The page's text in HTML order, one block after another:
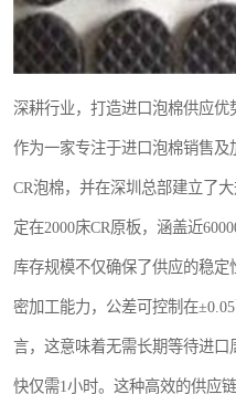
深耕行业，打造进口泡棉供应优
作为一家专注于进口泡棉销售
CR泡棉，并在深圳总部建立了
定在2000床CR原板，涵盖近
库存规模不仅确保了供应的稳
密加工能力，公差可控制在
言，这意味着无需长期等待进
快仅需1小时。这种高效的供应